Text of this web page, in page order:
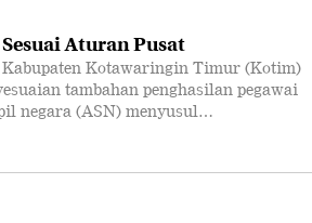
Aturan Pusat
Kabupaten Kotawaringin Timur (Kotim)
tambahan penghasilan pegawai
negara (ASN) menyusul…